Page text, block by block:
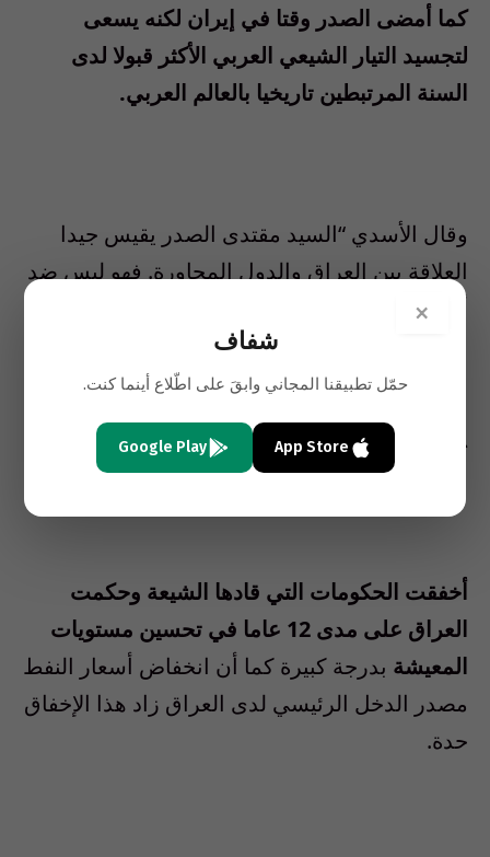
كما أمضى الصدر وقتا في إيران لكنه يسعى
لتجسيد التيار الشيعي العربي الأكثر قبولا لدى
السنة المرتبطين تاريخيا بالعالم العربي.
وقال الأسدي “السيد مقتدى الصدر يقيس جيدا
العلاقة بين العراق والدول المجاورة. فهو ليس ضد
أحد لكنه ضد الفساد وكل من هو مصدر للفساد.”
* “لا عنف”
أخفقت الحكومات التي قادها الشيعة وحكمت
العراق على مدى 12 عاما في تحسين مستويات
المعيشة بدرجة كبيرة كما أن انخفاض أسعار النفط
مصدر الدخل الرئيسي لدى العراق زاد هذا الإخفاق
حدة.
×
شفاف
حمّل تطبيقنا المجاني وابقَ على اطّلاع أينما كنت.
App Store
Google Play